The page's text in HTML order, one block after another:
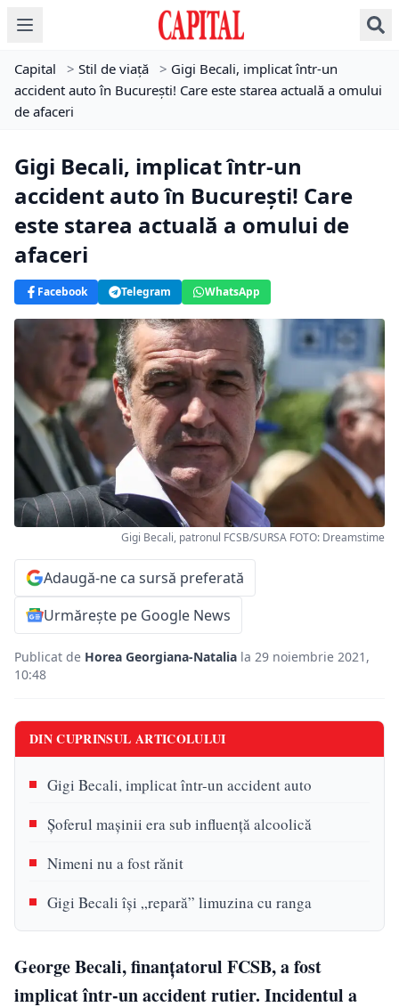
Capital > Stil de viață > Gigi Becali, implicat într-un
accident auto în București! Care este starea actuală a omului
de afaceri
Gigi Becali, implicat într-un
accident auto în București! Care
este starea actuală a omului de
afaceri
Facebook Telegram WhatsApp
Gigi Becali, patronul FCSB/SURSA FOTO: Dreamstime
Adaugă-ne ca sursă preferată
Urmărește pe Google News
Publicat de Horea Georgiana-Natalia la 29 noiembrie 2021,
10:48
DIN CUPRINSUL ARTICOLULUI
Gigi Becali, implicat într-un accident auto
Șoferul mașinii era sub influență alcoolică
Nimeni nu a fost rănit
Gigi Becali își „repară” limuzina cu ranga
George Becali, finanțatorul FCSB, a fost
implicat într-un accident rutier. Incidentul a